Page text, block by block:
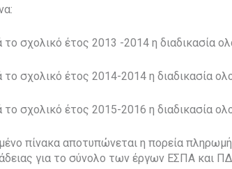
έτος 2013 -2014 η διαδικασία
έτος 2014-2014 η διαδικασία
έτος 2015-2016 η διαδικασία
πίνακα αποτυπώνεται η πορεία
για το σύνολο των έργων ΕΣΠΑ και